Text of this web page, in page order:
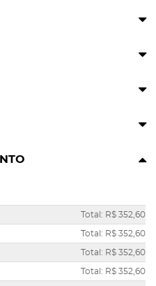
Total: R$ 352,60
Total: R$ 352,60
Total: R$ 352,60
Total: R$ 352,60